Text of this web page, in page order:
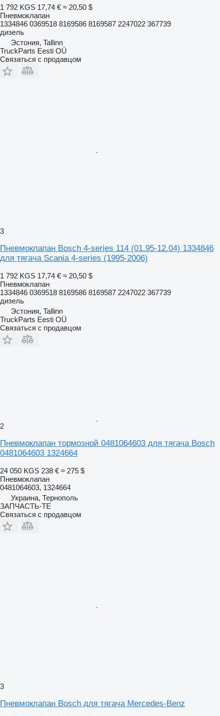
1 792 KGS 17,74 € ≈ 20,50 $
Пневмоклапан
1334846 0369518 8169586 8169587 2247022 367739
дизель
Эстония, Tallinn
TruckParts Eesti OÜ
Связаться с продавцом
3
Пневмоклапан Bosch 4-series 114 (01.95-12.04) 1334846
для тягача Scania 4-series (1995-2006)
1 792 KGS 17,74 € ≈ 20,50 $
Пневмоклапан
1334846 0369518 8169586 8169587 2247022 367739
дизель
Эстония, Tallinn
TruckParts Eesti OÜ
Связаться с продавцом
2
Пневмоклапан тормозной 0481064603 для тягача Bosch
0481064603 1324664
24 050 KGS 238 € ≈ 275 $
Пневмоклапан
0481064603, 1324664
Украина, Тернополь
ЗАПЧАСТЬ-ТЕ
Связаться с продавцом
3
Пневмоклапан Bosch для тягача Mercedes-Benz